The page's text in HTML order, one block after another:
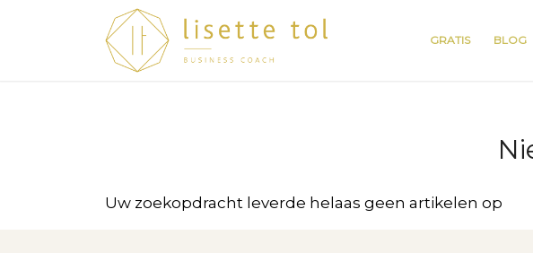
GRATIS BLOG
Uw zoekopdracht leverde helaas geen artikelen op